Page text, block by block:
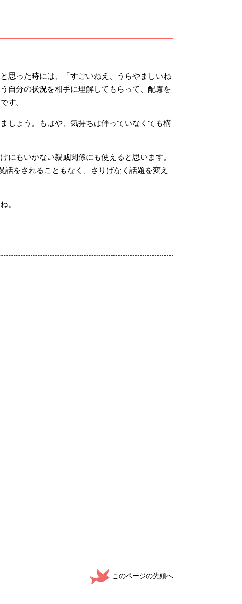
思った時には、「すごいねえ、うらやましいね
自分の状況を相手に理解してもらって、配慮を
す。
しょう。もはや、気持ちは伴っていなくても構
にもいかない親戚関係にも使えると思います。
をされることもなく、さりげなく話題を変え
。
このページの先頭へ